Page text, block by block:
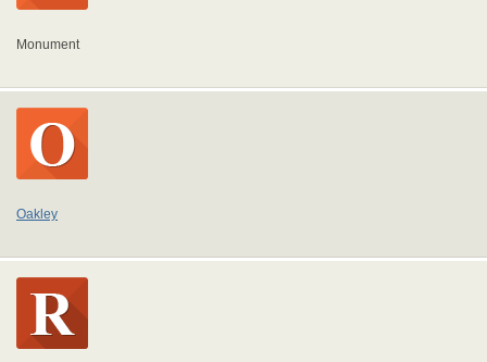
Monument
Oakley